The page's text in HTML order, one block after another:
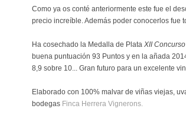
Como ya os conté anteriormente este fue el
precio increíble. Además poder conocerlos fue
Ha cosechado la Medalla de Plata XII
buena puntuación 93 Puntos y en la añada
8,9 sobre 10... Gran futuro para un excelente
Elaborado con 100% malvar de viñas viejas,
bodegas Finca Herrera Vignerons.